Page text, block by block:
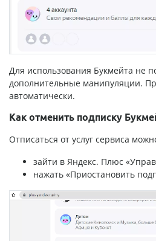
Для использования Букмейта не
дополнительные манипуляции.
автоматически.
Как отменить подписку
Отписаться от услуг сервиса
зайти в Яндекс. Плюс
нажать «Приостановить